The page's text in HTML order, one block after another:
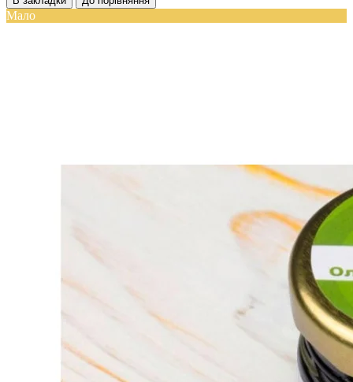
Мало